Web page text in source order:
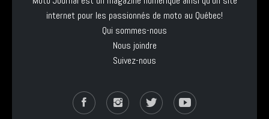
internet pour les passionnés de moto au Québec!
Qui sommes-nous
Nous joindre
Suivez-nous